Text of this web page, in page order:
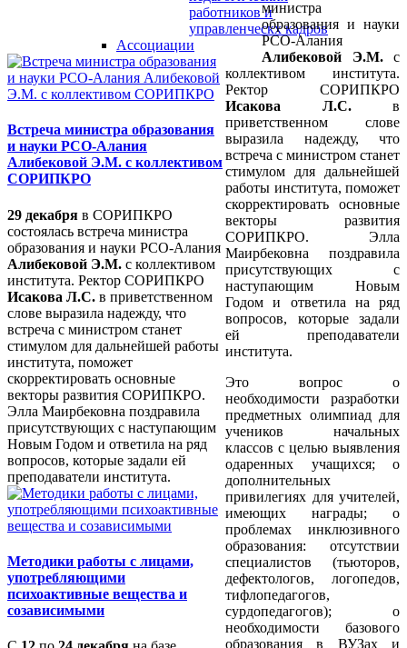
работников и
управленческх кадров
Ассоциации
Встреча министра образования
и науки РСО-Алания
Алибековой Э.М. с коллективом
СОРИПКРО
29 декабря в СОРИПКРО
состоялась встреча министра
образования и науки РСО-Алания
Алибековой Э.М. с коллективом
института. Ректор СОРИПКРО
Исакова Л.С. в приветственном
слове выразила надежду, что
встреча с министром станет
стимулом для дальнейшей работы
института, поможет
скорректировать основные
векторы развития СОРИПКРО.
Элла Маирбековна поздравила
присутствующих с наступающим
Новым Годом и ответила на ряд
вопросов, которые задали ей
преподаватели института.
Методики работы с лицами,
употребляющими
психоактивные вещества и
созависимыми
министра
образования и науки
РСО-Алания
Алибековой Э.М.с
коллективом института.
Ректор СОРИПКРО
Исакова Л.С.в
приветственном слове
выразила надежду, что
встреча с министром станет
стимулом для дальнейшей
работы института, поможет
скорректировать основные
векторы развития
СОРИПКРО. Элла
Маирбековна поздравила
присутствующих с
наступающим Новым
Годом и ответила на ряд
вопросов, которые задали
ей преподаватели
института.
Это вопрос о
необходимости разработки
предметных олимпиад для
учеников начальных
классов с целью выявления
одаренных учащихся; о
дополнительных
привилегиях для учителей,
имеющих награды; о
проблемах инклюзивного
образования: отсутствии
специалистов (тьюторов,
дефектологов, логопедов,
тифлопедагогов,
сурдопедагогов); о
необходимости базового
образования в ВУЗах и